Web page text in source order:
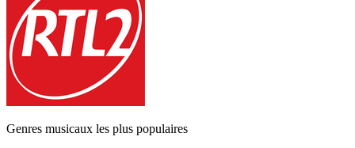
Genres musicaux les plus populaires